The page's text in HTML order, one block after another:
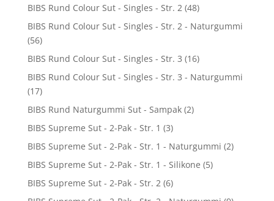
BIBS Rund Colour Sut - Singles - Str. 2 (48)
BIBS Rund Colour Sut - Singles - Str. 2 - Naturgummi
(56)
BIBS Rund Colour Sut - Singles - Str. 3 (16)
BIBS Rund Colour Sut - Singles - Str. 3 - Naturgummi
(17)
BIBS Rund Naturgummi Sut - Sampak (2)
BIBS Supreme Sut - 2-Pak - Str. 1 (3)
BIBS Supreme Sut - 2-Pak - Str. 1 - Naturgummi (2)
BIBS Supreme Sut - 2-Pak - Str. 1 - Silikone (5)
BIBS Supreme Sut - 2-Pak - Str. 2 (6)